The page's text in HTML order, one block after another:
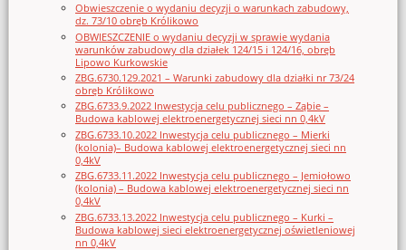
Obwieszczenie o wydaniu decyzji o warunkach zabudowy,
dz. 73/10 obręb Królikowo
OBWIESZCZENIE o wydaniu decyzji w sprawie wydania
warunków zabudowy dla działek 124/15 i 124/16, obręb
Lipowo Kurkowskie
ZBG.6730.129.2021 – Warunki zabudowy dla działki nr 73/24
obręb Królikowo
ZBG.6733.9.2022 Inwestycja celu publicznego – Ząbie –
Budowa kablowej elektroenergetycznej sieci nn 0,4kV
ZBG.6733.10.2022 Inwestycja celu publicznego – Mierki
(kolonia)– Budowa kablowej elektroenergetycznej sieci nn
0,4kV
ZBG.6733.11.2022 Inwestycja celu publicznego – Jemiołowo
(kolonia) – Budowa kablowej elektroenergetycznej sieci nn
0,4kV
ZBG.6733.13.2022 Inwestycja celu publicznego – Kurki –
Budowa kablowej sieci elektroenergetycznej oświetleniowej
nn 0,4kV